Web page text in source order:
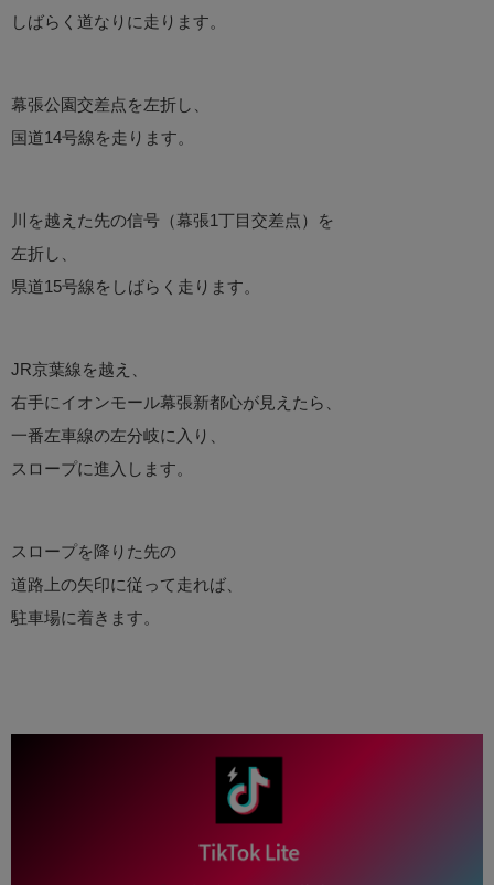
しばらく道なりに走ります。
幕張公園交差点を左折し、
国道14号線を走ります。
川を越えた先の信号（幕張1丁目交差点）を
左折し、
県道15号線をしばらく走ります。
JR京葉線を越え、
右手にイオンモール幕張新都心が見えたら、
一番左車線の左分岐に入り、
スロープに進入します。
スロープを降りた先の
道路上の矢印に従って走れば、
駐車場に着きます。